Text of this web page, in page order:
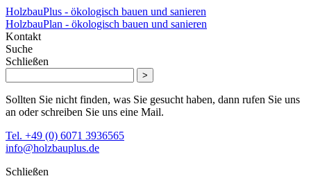
HolzbauPlus - ökologisch bauen und sanieren
HolzbauPlan - ökologisch bauen und sanieren
Kontakt
Suche
Schließen
>
Sollten Sie nicht finden, was Sie gesucht haben, dann rufen Sie uns
an oder schreiben Sie uns eine Mail.
Tel. +49 (0) 6071 3936565
info@holzbauplus.de
Schließen